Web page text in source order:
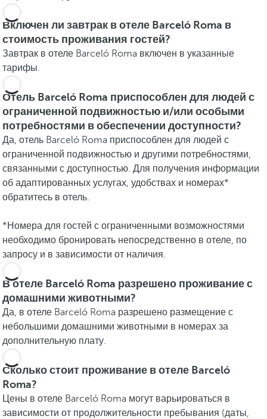
Включен ли завтрак в отеле Barceló Roma в
стоимость проживания гостей?
Завтрак в отеле Barceló Roma включен в указанные
тарифы.
Отель Barceló Roma приспособлен для людей с
ограниченной подвижностью и/или особыми
потребностями в обеспечении доступности?
Да, отель Barceló Roma приспособлен для людей с
ограниченной подвижностью и другими потребностями,
связанными с доступностью. Для получения информации
об адаптированных услугах, удобствах и номерах*
обратитесь в отель.
*Номера для гостей с ограниченными возможностями
необходимо бронировать непосредственно в отеле, по
запросу и в зависимости от наличия.
В отеле Barceló Roma разрешено проживание с
домашними животными?
Да, в отеле Barceló Roma разрешено размещение с
небольшими домашними животными в номерах за
дополнительную плату.
Сколько стоит проживание в отеле Barceló
Roma?
Цены в отеле Barceló Roma могут варьироваться в
зависимости от продолжительности пребывания (даты,